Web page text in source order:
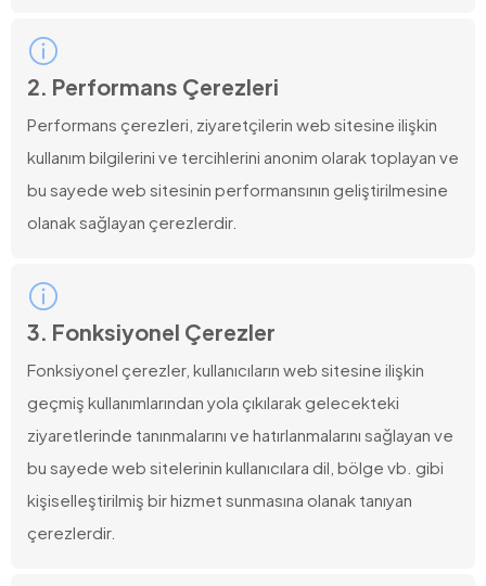
2. Performans Çerezleri
Performans çerezleri, ziyaretçilerin web sitesine ilişkin
kullanım bilgilerini ve tercihlerini anonim olarak toplayan ve
bu sayede web sitesinin performansının geliştirilmesine
olanak sağlayan çerezlerdir.
3. Fonksiyonel Çerezler
Fonksiyonel çerezler, kullanıcıların web sitesine ilişkin
geçmiş kullanımlarından yola çıkılarak gelecekteki
ziyaretlerinde tanınmalarını ve hatırlanmalarını sağlayan ve
bu sayede web sitelerinin kullanıcılara dil, bölge vb. gibi
kişiselleştirilmiş bir hizmet sunmasına olanak tanıyan
çerezlerdir.